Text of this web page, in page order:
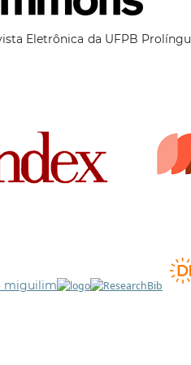
Eletrônica da UFPB